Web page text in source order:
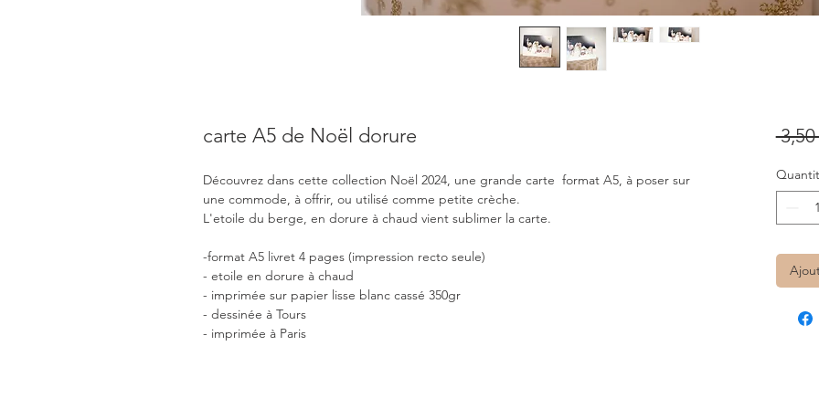
carte A5 de Noël dorure
Découvrez dans cette collection Noël 2024, une grande carte format A5, à poser sur
une commode, à offrir, ou utilisé comme petite crèche.
L'etoile du berge, en dorure à chaud vient sublimer la carte.
-format A5 livret 4 pages (impression recto seule)
- etoile en dorure à chaud
- imprimée sur papier lisse blanc cassé 350gr
- dessinée à Tours
- imprimée à Paris
3,50